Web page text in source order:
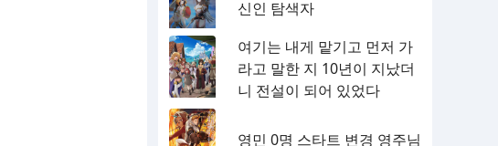
신인 탐색자
여기는 내게 맡기고 먼저 가
라고 말한 지 10년이 지났더
니 전설이 되어 있었다
영민 0명 스타트 변경 영주님